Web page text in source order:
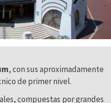
, con sus aproximadamente
de primer nivel.
compuestas por grandes